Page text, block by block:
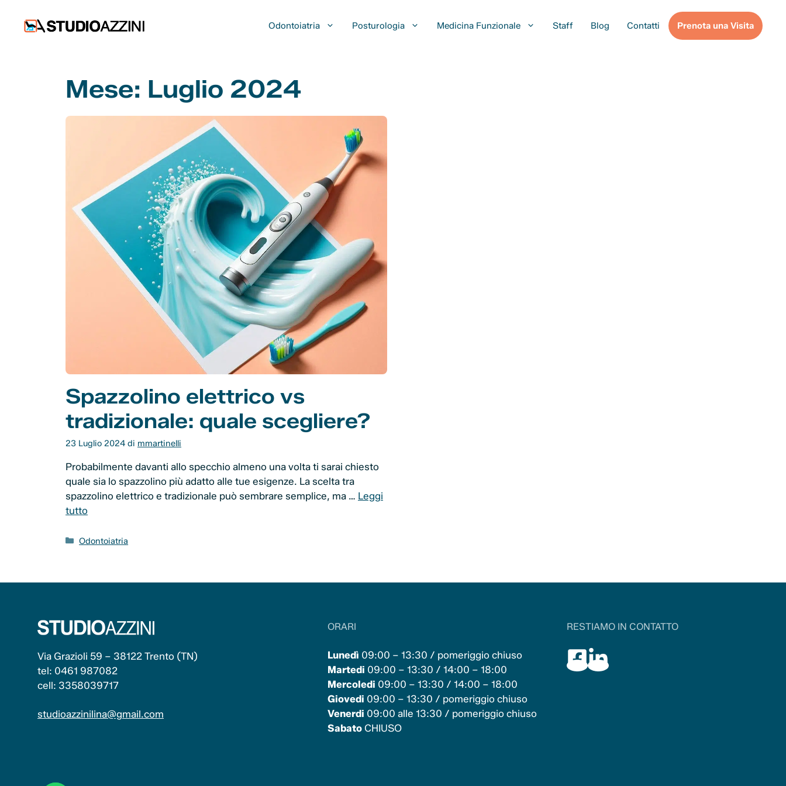
contenuto
Odontoiatria Posturologia Medicina Funzionale Staff Blog Contatti Prenota una Visita
Mese: Luglio 2024
Spazzolino elettrico vs
tradizionale: quale scegliere?
23 Luglio 2024 di mmartinelli
Probabilmente davanti allo specchio almeno una volta ti sarai chiesto
quale sia lo spazzolino più adatto alle tue esigenze. La scelta tra
spazzolino elettrico e tradizionale può sembrare semplice, ma … Leggi
tutto
Categorie
Odontoiatria
Via Grazioli 59 – 38122 Trento (TN)
tel: 0461 987082
cell: 3358039717
studioazzinilina@gmail.com
ORARI
Lunedì 09:00 – 13:30 / pomeriggio chiuso
Martedi 09:00 – 13:30 / 14:00 – 18:00
Mercoledi 09:00 – 13:30 / 14:00 – 18:00
Giovedi 09:00 – 13:30 / pomeriggio chiuso
Venerdi 09:00 alle 13:30 / pomeriggio chiuso
Sabato CHIUSO
RESTIAMO IN CONTATTO